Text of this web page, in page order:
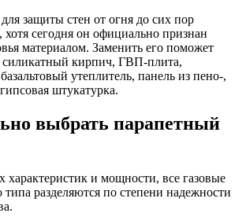
защиты стен от огня до сих пор
хотя сегодня он официально признан
материалом. Заменить его поможет
силикатный кирпич, ГВП-плита,
утеплитель, панель из пено-,
штукатурка.
выбрать парапетный
характеристик и мощности, все газовые
типа разделяются по степени надежности